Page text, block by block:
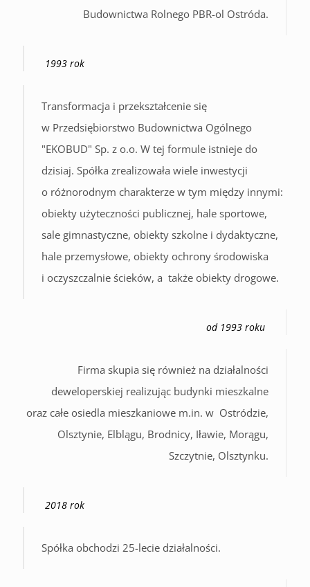
Budownictwa Rolnego PBR-ol Ostróda.
1993 rok
Transformacja i przekształcenie się
w Przedsiębiorstwo Budownictwa Ogólnego
"EKOBUD" Sp. z o.o. W tej formule istnieje do
dzisiaj. Spółka zrealizowała wiele inwestycji
o różnorodnym charakterze w tym między innymi:
obiekty użyteczności publicznej, hale sportowe,
sale gimnastyczne, obiekty szkolne i dydaktyczne,
hale przemysłowe, obiekty ochrony środowiska
i oczyszczalnie ścieków, a także obiekty drogowe.
od 1993 roku
Firma skupia się również na działalności
deweloperskiej realizując budynki mieszkalne
oraz całe osiedla mieszkaniowe m.in. w Ostródzie,
Olsztynie, Elblągu, Brodnicy, Iławie, Morągu,
Szczytnie, Olsztynku.
2018 rok
Spółka obchodzi 25-lecie działalności.